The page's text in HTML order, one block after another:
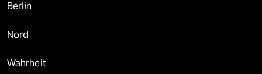
Berlin
Nord
Wahrheit